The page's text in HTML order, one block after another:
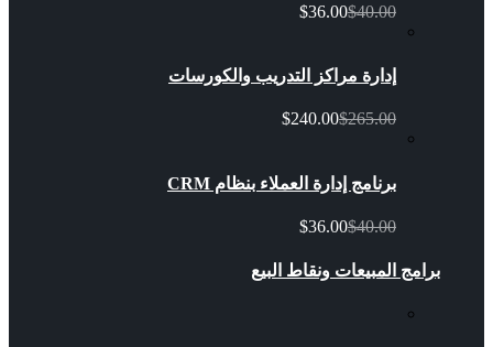
$36.00$40.00
إدارة مراكز التدريب والكورسات
$240.00$265.00
برنامج إدارة العملاء بنظام CRM
$36.00$40.00
برامج المبيعات ونقاط البيع